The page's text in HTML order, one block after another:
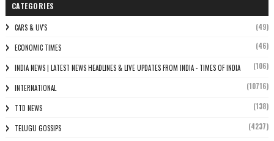
CATEGORIES
CARS & UV'S (49)
ECONOMIC TIMES (46)
INDIA NEWS | LATEST NEWS HEADLINES & LIVE UPDATES FROM INDIA - TIMES OF INDIA (106)
INTERNATIONAL (10716)
TTD NEWS (138)
TELUGU GOSSIPS (4237)